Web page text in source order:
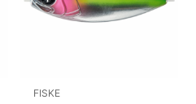
FISKE